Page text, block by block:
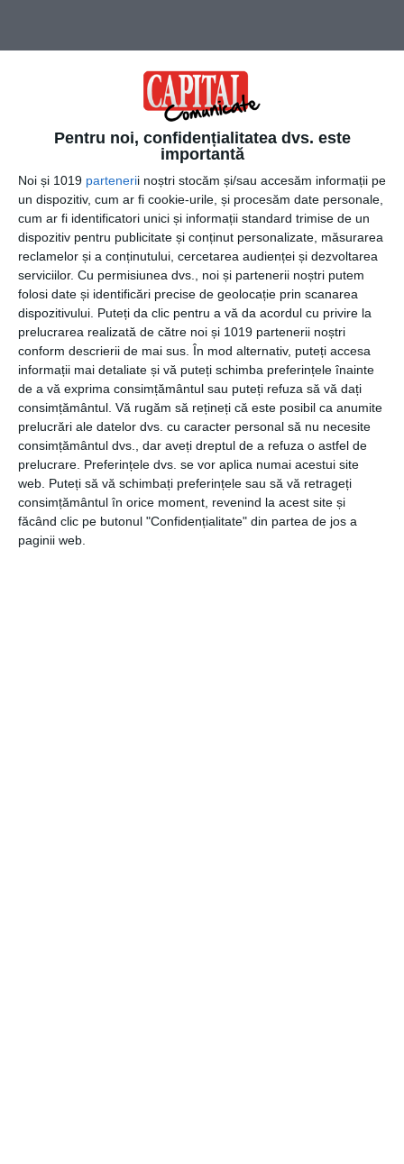
Pentru noi, confidențialitatea dvs. este
importantă
Noi și 1019 partenerii noștri stocăm și/sau accesăm informații pe
un dispozitiv, cum ar fi cookie-urile, și procesăm date personale,
cum ar fi identificatori unici și informații standard trimise de un
dispozitiv pentru publicitate și conținut personalizate, măsurarea
reclamelor și a conținutului, cercetarea audienței și dezvoltarea
serviciilor. Cu permisiunea dvs., noi și partenerii noștri putem
folosi date și identificări precise de geolocație prin scanarea
dispozitivului. Puteți da clic pentru a vă da acordul cu privire la
prelucrarea realizată de către noi și 1019 partenerii noștri
conform descrierii de mai sus. În mod alternativ, puteți accesa
informații mai detaliate și vă puteți schimba preferințele înainte
de a vă exprima consimțământul sau puteți refuza să vă dați
consimțământul. Vă rugăm să rețineți că este posibil ca anumite
prelucrări ale datelor dvs. cu caracter personal să nu necesite
consimțământul dvs., dar aveți dreptul de a refuza o astfel de
prelucrare. Preferințele dvs. se vor aplica numai acestui site
web. Puteți să vă schimbați preferințele sau să vă retrageți
consimțământul în orice moment, revenind la acest site și
făcând clic pe butonul "Confidențialitate" din partea de jos a
paginii web.
Datorită proprietăților anti-inflamatoare, spirulina poate
ajuta în tratamentul unor alergii, reducând congestia
nazală, strănutul sau mâncărimile.
6. Ajută la eliminarea metalelor grele din
organism
Moleculele de spirulină se leagă de moleculele metalelor
grele din organism și ajută la eliminarea acestora. Clorofila
conținută de această algă ajută la eliminarea toxinelor din
sânge și la întărirea sistemului imunitar. Un studiu recent a
arătat că o doză zilnică de 500 de miligrame de spirulină,
combinată cu suplimente pe bază de zinc poate reduce
intoxicarea cu arsenic la jumătate.
7. Susține masa musculară
Spirulina crește arderea grăsimilor, în timpul exercițiilor
fizice și susține masa musculară, eliminând oboseala.
Este indicată în curele de slăbire sau în cazul sportivilor de